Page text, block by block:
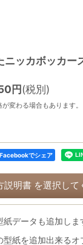
ニッカボッカ
円(税別)
変わる場合もあります。
Facebookでシェア
説明書 を選択して
データも追加しま
紙を追加出来るオ